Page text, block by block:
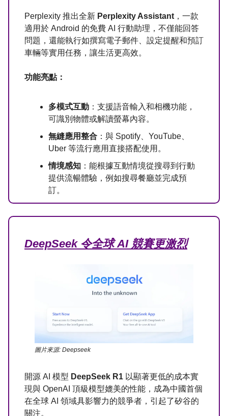
Perplexity 推出全新 Perplexity Assistant ，一款
適用於 Android 的免費 AI 行動助理，不僅能回答
問題，還能執行如撰寫電子郵件、設定提醒和預訂
車輛等實用任務，讓生活更高效。
功能亮點：
多模式互動 ：支援語音輸入和相機功能，
可識別物體或解讀螢幕內容。
無縫應用整合 ：與 Spotify、YouTube、
Uber 等流行應用直接搭配使用。
情境感知 ：能根據互動情境從搜尋到行動
提供流暢體驗，例如搜尋餐廳並完成預
訂。
DeepSeek 令全球 AI 競賽更激烈
圖片來源: Deepseek
開源 AI 模型 DeepSeek R1 以顯著更低的成本實
現與 OpenAI 頂級模型媲美的性能，成為中國首個
在全球 AI 領域具影響力的競爭者，引起了矽谷的
關注。